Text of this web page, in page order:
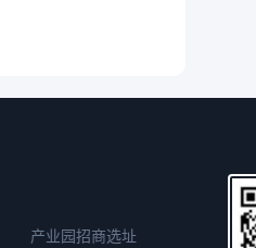
产业园招商选址